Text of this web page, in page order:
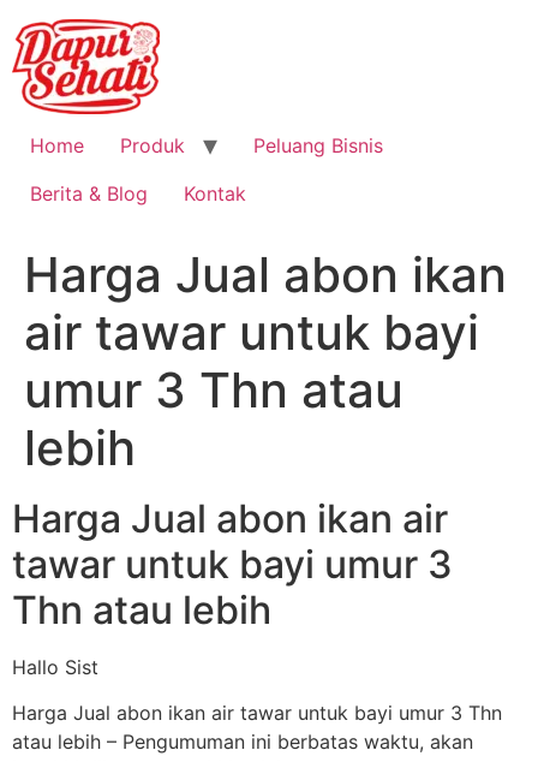
Home Produk
Peluang Bisnis
Berita & Blog
Kontak
Harga Jual abon ikan
air tawar untuk bayi
umur 3 Thn atau
lebih
Harga Jual abon ikan air
tawar untuk bayi umur 3
Thn atau lebih
Hallo Sist
Harga Jual abon ikan air tawar untuk bayi umur 3 Thn
atau lebih – Pengumuman ini berbatas waktu, akan